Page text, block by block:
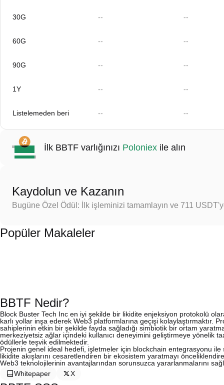
30G -- --
60G -- --
90G -- --
1Y -- --
Listelemeden beri -- --
İlk BBTF varlığınızı Poloniex ile alın
Kaydolun ve Kazanın
Bugüne Özel Ödül: İlk işleminizi tamamlayın ve 711
Popüler Makaleler
BBTF Nedir?
Block Buster Tech Inc en iyi şekilde bir likidite enjeksiyon protokolü
karlı yollar inşa ederek Web3 platformlarına geçişi kolaylaştırmaktır.
sahiplerinin etkin bir şekilde fayda sağladığı simbiotik bir ortam
merkeziyetsiz ağlar içindeki kullanıcı deneyimini geliştirmeye yönelik
ödüllerle teşvik edilmektedir.
Projenin genel ideal hedefi, işletmeler için blockchain entegrasyonu ile
likidite akışlarını cesaretlendiren bir ekosistem yaratmayı
Web3 teknolojilerinin avantajlarından sorunsuzca yararlanmalarını
Whitepaper
X